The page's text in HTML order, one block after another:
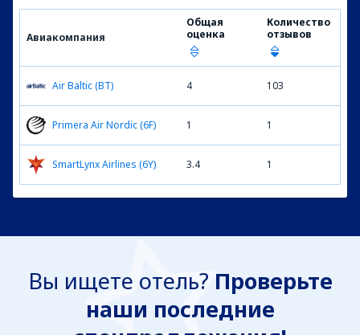
Авиакомпания
Общая
оценка
Количество
отзывов
Air Baltic (BT) 4 103
Primera Air Nordic (6F) 1 1
SmartLynx Airlines (6Y) 3.4 1
Вы ищете отель? Проверьте
наши последние